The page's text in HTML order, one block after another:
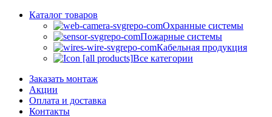
Каталог товаров
Охранные системы
Пожарные системы
Кабельная продукция
Все категории
Заказать монтаж
Акции
Оплата и доставка
Контакты